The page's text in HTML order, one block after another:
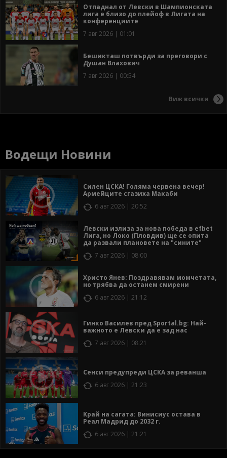
Отпаднал от Левски в Шампионската
лига е близо до плейоф в Лигата на
конференциите
7 авг 2026 | 01:01
Бешикташ потвърди за преговори с
Душан Влахович
7 авг 2026 | 00:54
Виж всички
Водещи Новини
Силен ЦСКА! Голяма червена вечер!
Армейците сгазиха Макаби
6 авг 2026 | 20:52
Левски излиза за нова победа в efbet
Лига, но Локо (Пловдив) ще се опита
да развали плановете на "сините"
7 авг 2026 | 08:00
Христо Янев: Поздравявам момчетата,
но трябва да останем смирени
6 авг 2026 | 21:12
Гинко Василев пред Sportal.bg: Най-
важното е Левски да е зад нас
7 авг 2026 | 08:21
Сенси предупреди ЦСКА за реванша
6 авг 2026 | 21:23
Край на сагата: Винисиус остава в
Реал Мадрид до 2032 г.
6 авг 2026 | 21:21